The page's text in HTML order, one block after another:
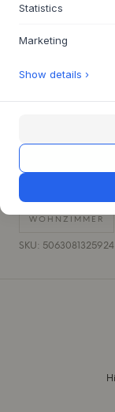
30 TAGE
SCHNELLE
WOHNZIMMER
SKU: 5063081325924
Statistics
Marketing
Show details ›